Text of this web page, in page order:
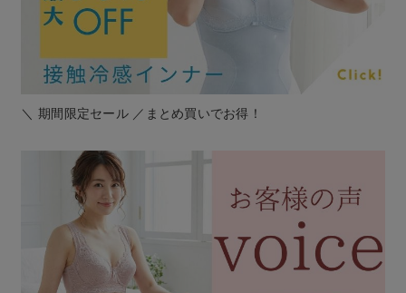
＼ 期間限定セール ／まとめ買いでお得！